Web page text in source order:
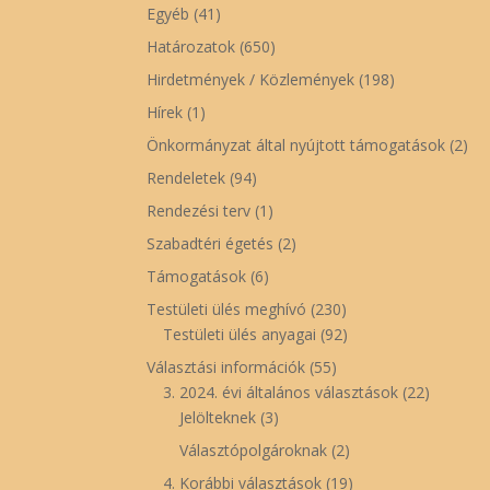
Egyéb (41)
Határozatok (650)
Hirdetmények / Közlemények (198)
Hírek (1)
Önkormányzat által nyújtott támogatások (2)
Rendeletek (94)
Rendezési terv (1)
Szabadtéri égetés (2)
Támogatások (6)
Testületi ülés meghívó (230)
Testületi ülés anyagai (92)
Választási információk (55)
3. 2024. évi általános választások (22)
Jelölteknek (3)
Választópolgároknak (2)
4. Korábbi választások (19)